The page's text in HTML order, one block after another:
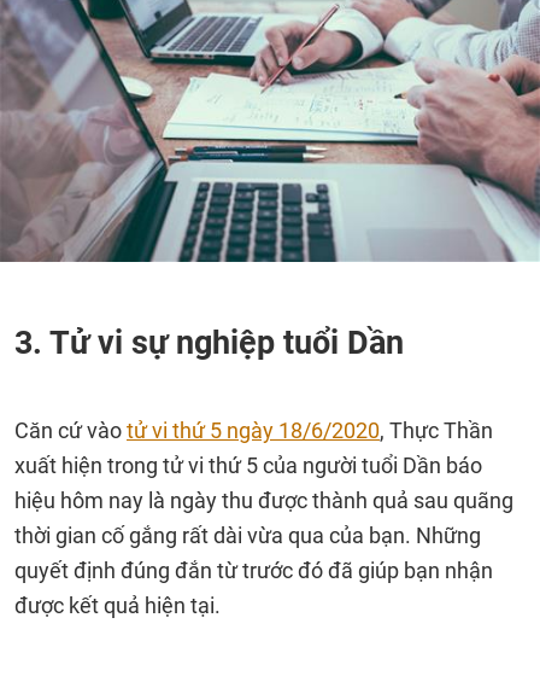
3. Tử vi sự nghiệp tuổi Dần
Căn cứ vàotử vi thứ 5 ngày 18/6/2020, Thực Thần
xuất hiện trong tử vi thứ 5 của người tuổi Dần báo
hiệu hôm nay là ngày thu được thành quả sau quãng
thời gian cố gắng rất dài vừa qua của bạn. Những
quyết định đúng đắn từ trước đó đã giúp bạn nhận
được kết quả hiện tại.